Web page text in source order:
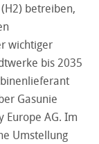
betreiben,
wichtiger
bis 2035
Gasunie
Europe AG. Im
Umstellung